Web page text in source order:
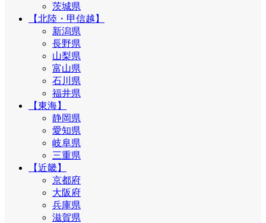
茨城県
【北陸・甲信越】
新潟県
長野県
山梨県
富山県
石川県
福井県
【東海】
静岡県
愛知県
岐阜県
三重県
【近畿】
京都府
大阪府
兵庫県
滋賀県